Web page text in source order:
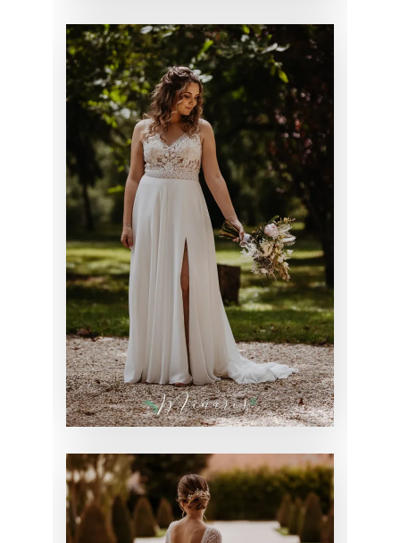
MARIAGE DE
LAURIANNE
MARIAGE